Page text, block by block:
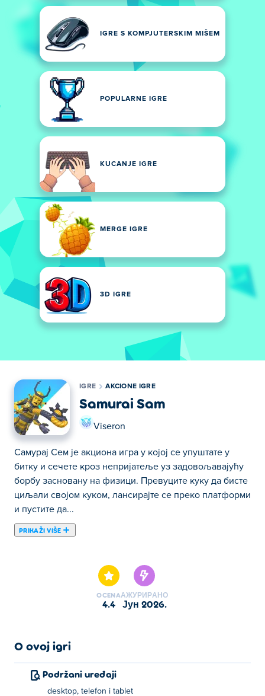
IGRE S KOMPJUTERSKIM MIŠEM
POPULARNE IGRE
KUCANJE IGRE
MERGE IGRE
3D IGRE
IGRE AKCIONE IGRE
Samurai Sam
Viseron
Самурај Сем је акциона игра у којој се упуштате у
битку и сечете кроз непријатеље уз задовољавајућу
борбу засновану на физици. Превуците куку да бисте
циљали својом куком, лансирајте се преко платформи
и пустите да...
PRIKAŽI VIŠE
борбу засновану на физици. Превуците куку да бисте
циљали својом куком, лансирајте се преко платформи
и пустите да замах обави прљави посао док се
елегантне покрете за максималан покољ. Напредујте
катане, нагинате, секире за бацање и џиновске
секире, свако смртоносније од претходног. Зграбите
OCENA
4.4
АЖУРИРАНО
јун 2026.
O ovoj igri
Podržani uređaji
desktop, telefon i tablet